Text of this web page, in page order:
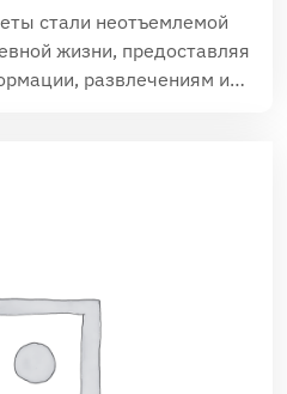
стали неотъемлемой
жизни‚ предоставляя
развлечениям и…